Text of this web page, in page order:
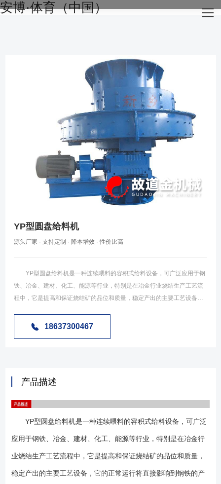
安博·体育（中国）
网站安博·体育（中国）
安博·体育（中国）
YP型圆盘给料机
源头厂家 · 支持定制 · 降本增效 · 性价比高
YP型圆盘给料机是一种连续喂料的容积式给料设备，可广泛应用于钢
铁、冶金、建材、化工、能源等行业，特别是在冶金行业烧结生产工艺流
程中，它是提高和保证烧结矿的品位和质量，稳定产出的主要工艺设备，
斗仓等储存装置的卸料口，依靠物料的重力作用和给料机工作机构的强制
理。 YP型圆盘给料机是由落料套筒、支撑转盘、回转支撑、啮合齿
栓连接于一体，电机减速机带动支撑转盘转动，物料由落料套筒下落至支
撑转盘上，支撑转盘上装有手动或电动闸门，用来调节物料的处理量，当
物料在转盘上转动中被刮刀推下至落料口，从而完成给料过程。 1、采
扇形调节闸门的结构，使其结构更加简洁可靠； 3、改进了盘面上衬板
和套筒的设计，使其可在正常工作时方便的更换衬板，大大减轻了更换衬
18637300467
产品描述
YP型圆盘给料机是一种连续喂料的容积式给料设备，可广泛
应用于钢铁、冶金、建材、化工、能源等行业，特别是在冶金行
业烧结生产工艺流程中，它是提高和保证烧结矿的品位和质量，
稳定产出的主要工艺设备，它的正常运行将直接影响到钢铁的产